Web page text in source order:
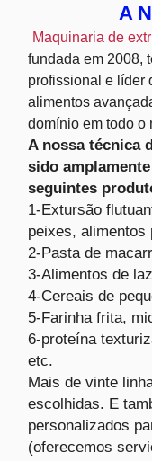
A
Maquinaria de
fundada em 2008,
profissional e líder
alimentos
domínio em todo o
A nossa técnica
sido
seguintes
1-Extursão
peixes, alimentos
2-Pasta de
3-Alimentos de
4-Cereais de
5-Farinha frita,
6-proteína
etc.
Mais de vinte
escolhidas. E
personalizados
(oferecemos